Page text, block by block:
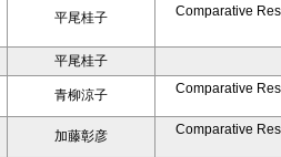
平尾桂子
Comparative
平尾桂子
青柳涼子
Comparative
加藤彰彦
Comparative